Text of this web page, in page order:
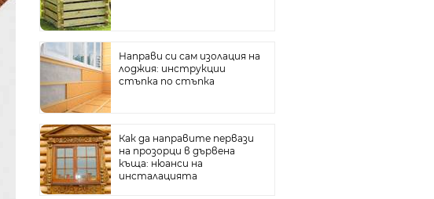
ВиК
Септични ями
Добре и добре
Топъл под
Нагреватели
Направи си сам изолация на
лоджия: инструкции
стъпка по стъпка
Как да направите первази
на прозорци в дървена
къща: нюанси на
инсталацията